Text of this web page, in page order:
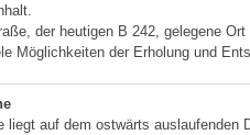
der heutigen B 242, gelegene
Möglichkeiten der Erholung und
liegt auf dem ostwärts auslaufenden